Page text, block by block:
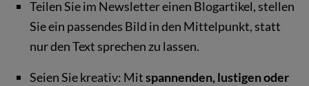
Teilen Sie im Newsletter einen Blogartikel, stellen
Sie ein passendes Bild in den Mittelpunkt, statt
nur den Text sprechen zu lassen.
Seien Sie kreativ: Mitspannenden, lustigen oder